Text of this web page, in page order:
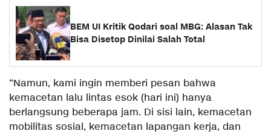
BEM UI Kritik Qodari soal MBG: Alasan Tak
Bisa Disetop Dinilai Salah Total
“Namun, kami ingin memberi pesan bahwa
kemacetan lalu lintas esok (hari ini) hanya
berlangsung beberapa jam. Di sisi lain, kemacetan
mobilitas sosial, kemacetan lapangan kerja, dan